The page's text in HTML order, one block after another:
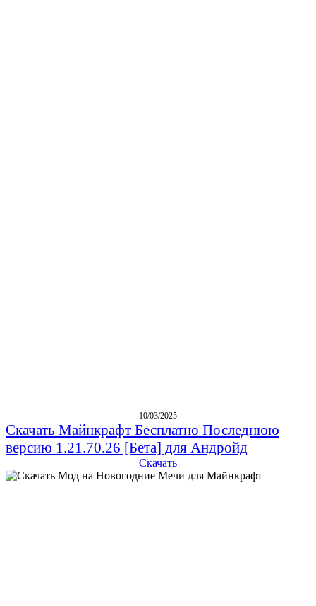
Скачать Майнкрафт Бесплатно Последнюю
версию 1.21.70.26 [Бета] для Андройд
10/03/2025
Скачать